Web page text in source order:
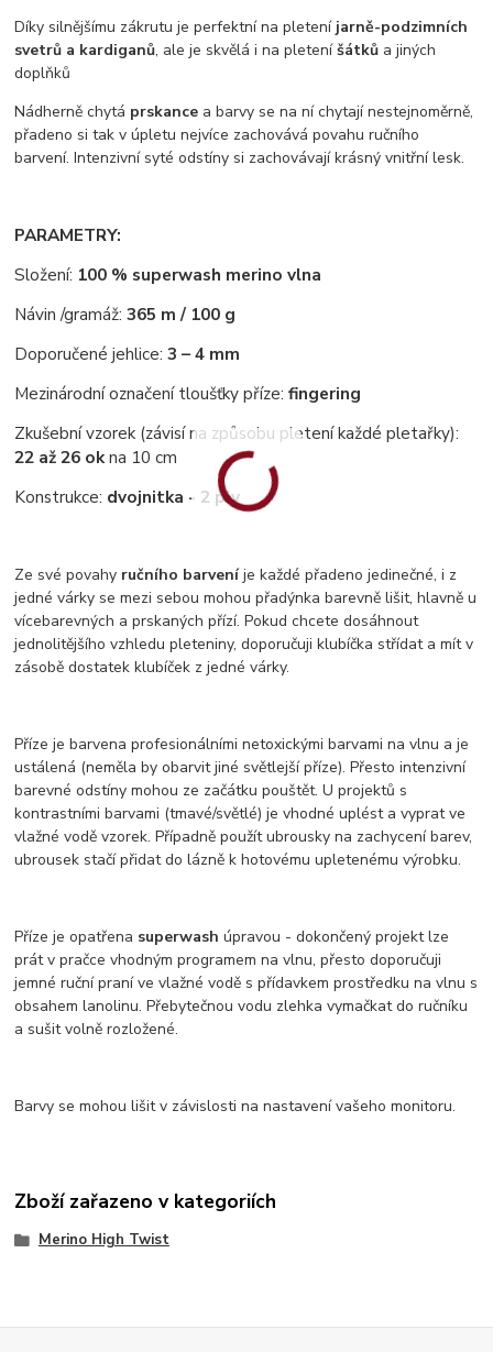
Díky silnějšímu zákrutu je perfektní na pletení jarně-podzimních
svetrů a kardiganů, ale je skvělá i na pleteníšátků a jiných
doplňků
Nádherně chytá prskance a barvy se na ní chytají nestejnoměrně,
přadeno si tak v úpletu nejvíce zachovává povahu ručního
barvení. Intenzivní syté odstíny si zachovávají krásný vnitřní lesk.
PARAMETRY:
Složení: 100 % superwash merino vlna
Návin /gramáž: 365 m / 100 g
Doporučené jehlice:3 – 4 mm
Mezinárodní označení tloušťky příze:fingering
Zkušební vzorek (závisí na způsobu pletení každé pletařky):
22 až 26 okna 10 cm
Konstrukce: dvojnitka - 2 ply
Ze své povahy ručního barveníje každé přadeno jedinečné, i z
jedné várky se mezi sebou mohou přadýnka barevně lišit, hlavně u
vícebarevných a prskaných přízí. Pokud chcete dosáhnout
jednolitějšího vzhledu pleteniny, doporučuji klubíčka střídat a mít v
zásobě dostatek klubíček z jedné várky.
Příze je barvena profesionálními netoxickými barvami na vlnu a je
ustálená (neměla by obarvit jiné světlejší příze). Přesto intenzivní
barevné odstíny mohou ze začátku pouštět. U projektů s
kontrastními barvami (tmavé/světlé) je vhodné uplést a vyprat ve
vlažné vodě vzorek. Případně použít ubrousky na zachycení barev,
ubrousek stačí přidat do lázně k hotovému upletenému výrobku.
Příze je opatřena superwash úpravou - dokončený projekt lze
prát v pračce vhodným programem na vlnu, přesto doporučuji
jemné ruční praní ve vlažné vodě s přídavkem prostředku na vlnu s
obsahem lanolinu. Přebytečnou vodu zlehka vymačkat do ručníku
a sušit volně rozložené.
Barvy se mohou lišit v závislosti na nastavení vašeho monitoru.
Zboží zařazeno v kategoriích
Merino High Twist